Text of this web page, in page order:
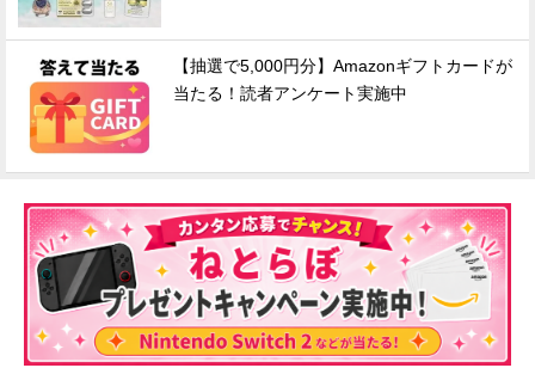
【抽選で5,000円分】Amazonギフトカードが
当たる！読者アンケート実施中